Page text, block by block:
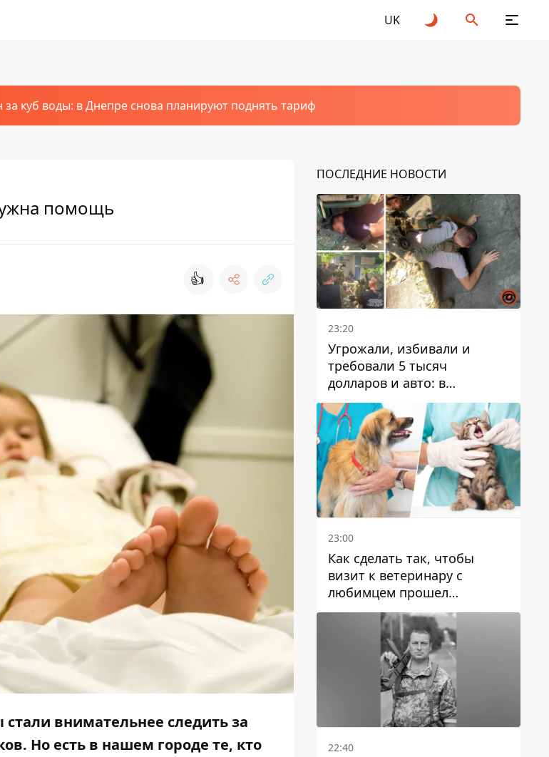
UK
за куб воды: в Днепре снова планируют поднять тариф
помощь
👍
внимательнее следить за
Но есть в нашем городе те, кто
ПОСЛЕДНИЕ НОВОСТИ
23:20
Угрожали, избивали и
требовали 5 тысяч
долларов и авто: в
Павлограде задержали двух
мужчин
23:00
Как сделать так, чтобы
визит к ветеринару с
любимцем прошел
спокойно: простые советы
22:40